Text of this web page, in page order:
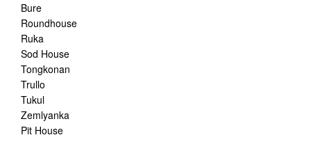
Bure
Roundhouse
Ruka
Sod House
Tongkonan
Trullo
Tukul
Zemlyanka
Pit House